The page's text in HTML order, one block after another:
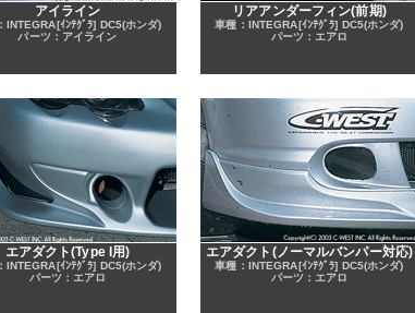
アイライン
INTEGRA[ｲﾝﾃｸﾞﾗ] DC5(ホンダ)
パーツ：アイライン
リアアンダーフィン(前期)
車種：INTEGRA[ｲﾝﾃｸﾞﾗ] DC5(ホンダ)
パーツ：エアロ
エアダクト(Type I用)
INTEGRA[ｲﾝﾃｸﾞﾗ] DC5(ホンダ)
パーツ：エアロ
エアダクト(ノーマルバンパー対応)
車種：INTEGRA[ｲﾝﾃｸﾞﾗ] DC5(ホンダ)
パーツ：エアロ